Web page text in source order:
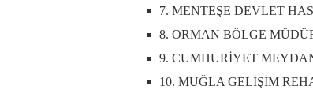
7. MENTEŞE DEVLET
8. ORMAN BÖLGE
9. CUMHURİYET
10. MUĞLA GELİŞİM